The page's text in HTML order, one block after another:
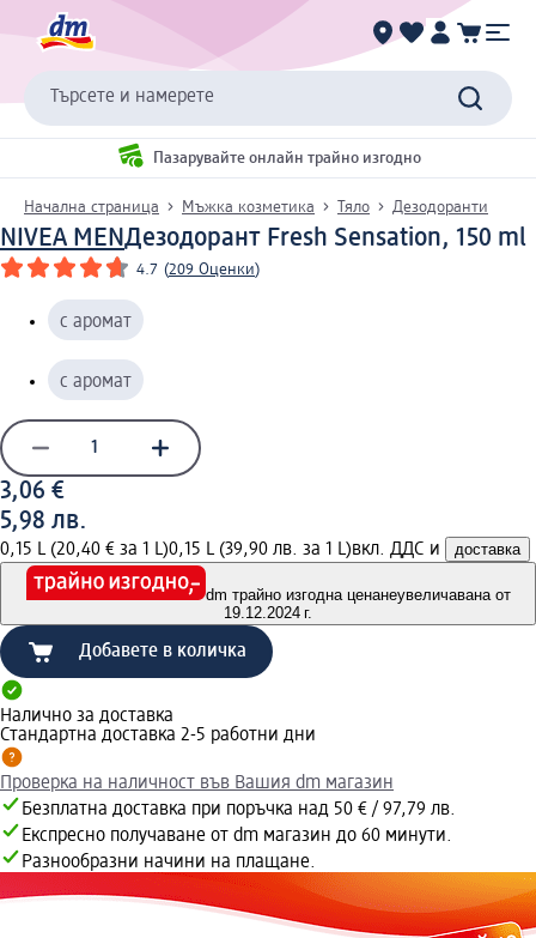
Търсете и намерете
Пазарувайте онлайн трайно изгодно
Начална страница Мъжка козметика Тяло Дезодоранти
NIVEA MENДезодорант Fresh Sensation, 150 ml
4.7 (209 Оценки)
с аромат
с аромат
3,06 €
5,98 лв.
0,15 L (20,40 € за 1 L)0,15 L (39,90 лв. за 1 L)вкл. ДДС и доставка
dm трайно изгодна ценанеувеличавана от
19.12.2024 г.
Добавете в количка
Налично за доставка
Стандартна доставка 2-5 работни дни
Проверка на наличност във Вашия dm магазин
Безплатна доставка при поръчка над 50 € / 97,79 лв.
Експресно получаване от dm магазин до 60 минути.
Разнообразни начини на плащане.